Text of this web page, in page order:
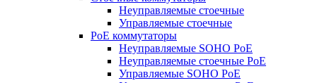
Неуправляемые стоечные
Управляемые стоечные
PoE коммутаторы
Неуправляемые SOHO PoE
Неуправляемые стоечные PoE
Управляемые SOHO PoE